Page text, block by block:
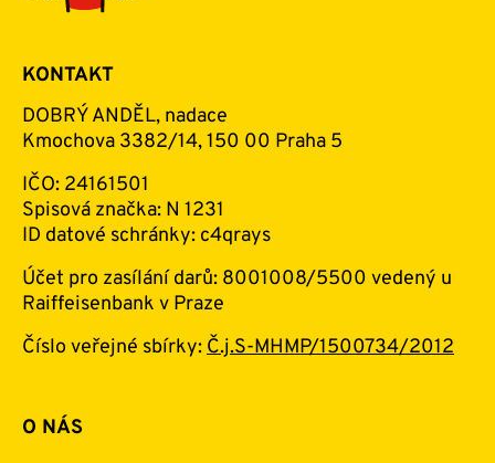
KONTAKT
DOBRÝ ANDĚL, nadace
Kmochova 3382/14, 150 00 Praha 5
IČO: 24161501
Spisová značka: N 1231
ID datové schránky: c4qrays
Účet pro zasílání darů: 8001008/5500 vedený u
Raiffeisenbank v Praze
Číslo veřejné sbírky:Č.j.S-MHMP/1500734/2012
O NÁS